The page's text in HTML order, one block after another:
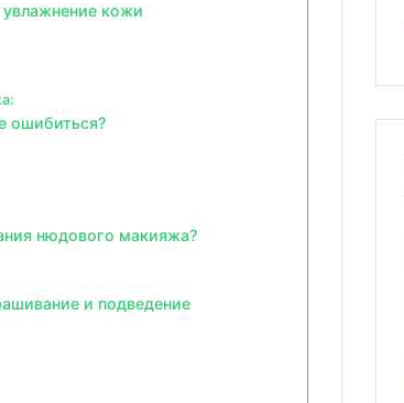
кожи
ошибиться?
нюдового макияжа?
и подведение